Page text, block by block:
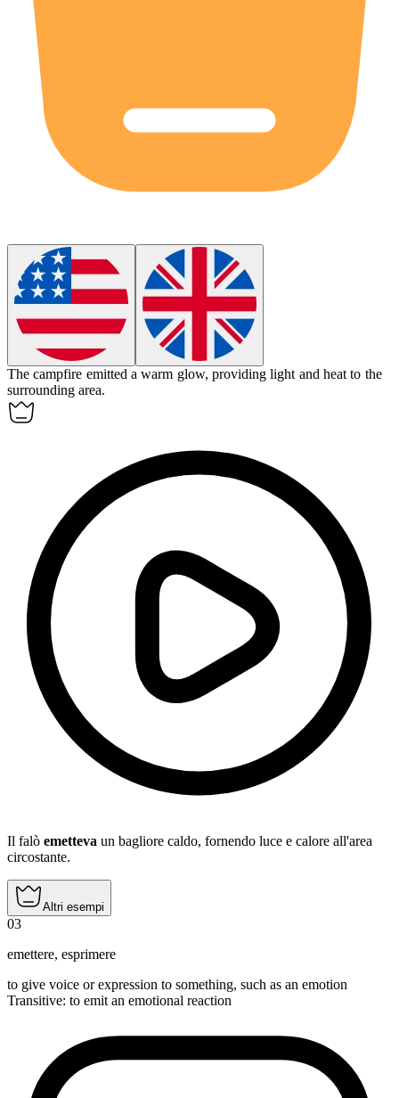
The campfire emitted a warm glow, providing light and heat to the
surrounding area.
Il falò emetteva un bagliore caldo, fornendo luce e calore all'area
circostante.
Altri esempi
03
emettere, esprimere
to give voice or expression to something, such as an emotion
Transitive: to emit an emotional reaction